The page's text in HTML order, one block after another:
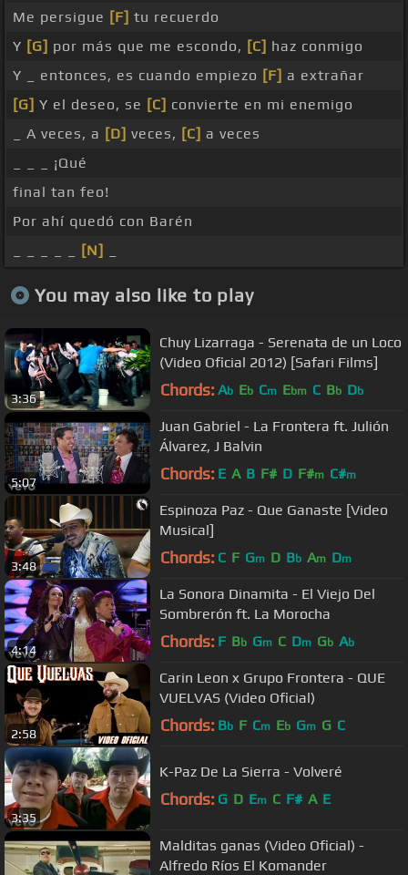
Me persigue [F] tu recuerdo
Y [G] por más que me escondo, [C] haz conmigo
Y _ entonces, es cuando empiezo [F] a extrañar
[G] Y el deseo, se [C] convierte en mi enemigo
_ A veces, a [D] veces, [C] a veces
_ _ _ ¡Qué
final tan feo!
Por ahí quedó con Barén
[N]
You may also like to play
3:36
Chuy Lizarraga - Serenata de un Loco
(Video Oficial 2012) [Safari Films]
Chords: Ab Eb Cm Ebm C Bb Db
5:07
Juan Gabriel - La Frontera ft. Julión
Álvarez, J Balvin
Chords: E A B F# D F#m C#m
3:48
Espinoza Paz - Que Ganaste [Video
Musical]
Chords: C F Gm D Bb Am Dm
4:14
La Sonora Dinamita - El Viejo Del
Sombrerón ft. La Morocha
Chords: F Bb Gm C Dm Gb Ab
2:58
Carin Leon x Grupo Frontera - QUE
VUELVAS (Video Oficial)
Chords: Bb F Cm Eb Gm G C
3:35
K-Paz De La Sierra - Volveré
Chords: G D Em C F# A E
Malditas ganas (Video Oficial) -
Alfredo Ríos El Komander